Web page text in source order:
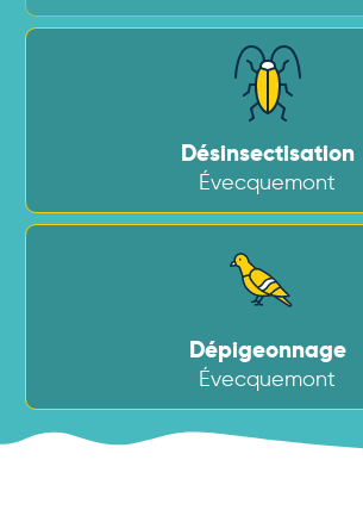
Désinsectisation
Évecquemont
Dépigeonnage
Évecquemont